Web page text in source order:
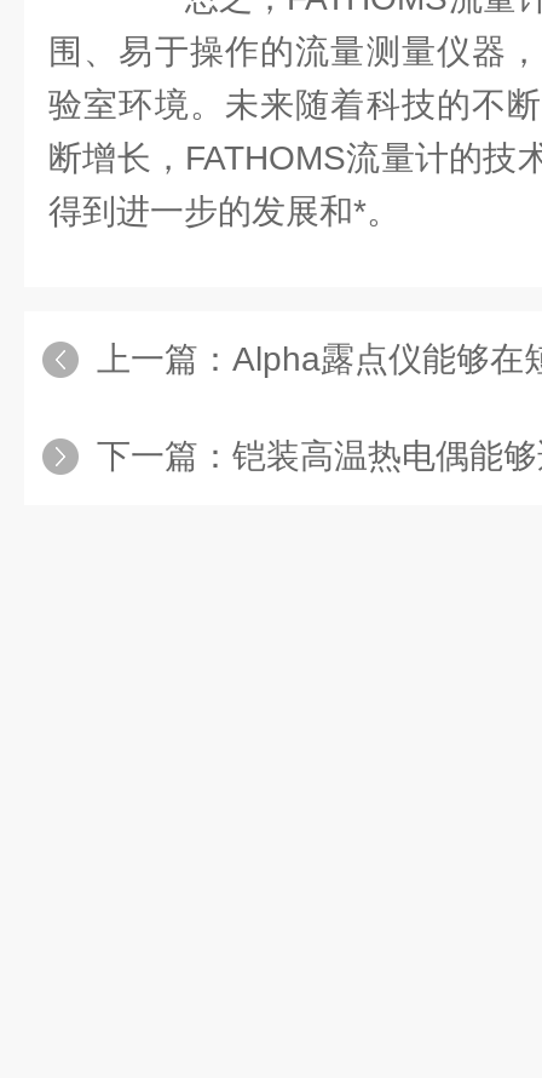
围、易于操作的流量测量仪器
验室环境。未来随着科技的不
断增长，FATHOMS流量计的技
得到进一步的发展和*。
上一篇： Alpha露点仪能够在短时
下一篇： 铠装高温热电偶能够适应